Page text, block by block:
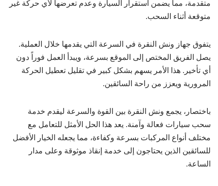
متقدمة، مما يضمن استقرار السيارة وعدم تعرضها لأي حركة غير
متوقعة أثناء السحب.
يتفوق جهاز ونش النقرة في السرعة التي يقدمها خلال العملية.
يصل الفريق المختص إلى الموقع بسرعة، ويبدأ العمل فوراً دون
أي تأخير. هذا الأمر يسهم بشكل كبير في تقليل تعطيل الحركة
المرورية ويعزز من راحة السائقين.
باختصار، يجمع ونش النقرة بين القوة والسرعة ليقدم خدمة
سحب سيارات فعالة وآمنة. يعد هذا الحل الأمثل للتعامل مع
مختلف أنواع المركبات بسرعة وكفاءة، مما يجعله الخيار الأفضل
للسائقين الذين يحتاجون إلى خدمة إنقاذ موثوقة وعلى مدار
الساعة.